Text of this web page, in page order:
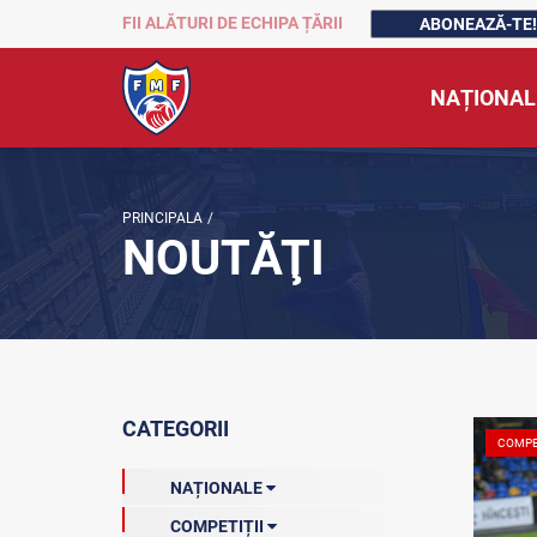
FII ALĂTURI DE ECHIPA ȚĂRII ABONEAZĂ-TE!
PRINCIPALA /
NOUTĂŢI
CATEGORII
NAȚIONALE
COMPETIȚII